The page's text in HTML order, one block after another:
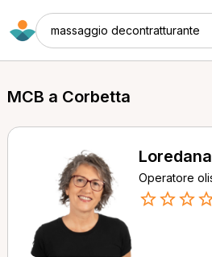
massaggio decontratturante
MCB a Corbetta
Operatore